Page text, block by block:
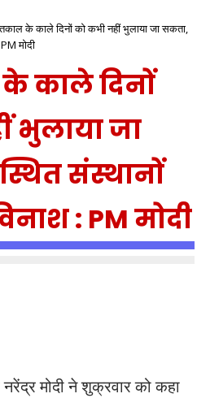
के काले दिनों को कभी नहीं भुलाया जा सकता,
मोदी
काले दिनों
भुलाया जा
संस्थानों
: PM मोदी
मोदी ने शुक्रवार को कहा